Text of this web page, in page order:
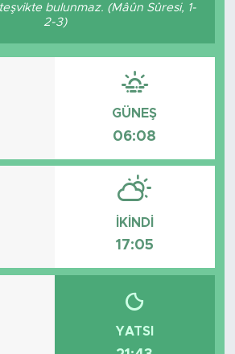
bulunmaz. (Mâûn Sûresi, 1-
2-3)
GÜNEŞ
06:08
İKINDI
17:05
YATSI